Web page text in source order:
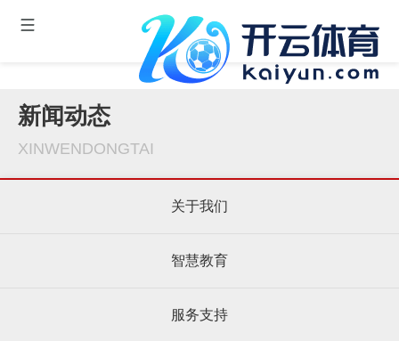
新闻动态
XINWENDONGTAI
关于我们
智慧教育
服务支持